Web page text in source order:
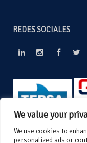
We value your
We use cookies to
personalized ads or
REDES SOCIALES